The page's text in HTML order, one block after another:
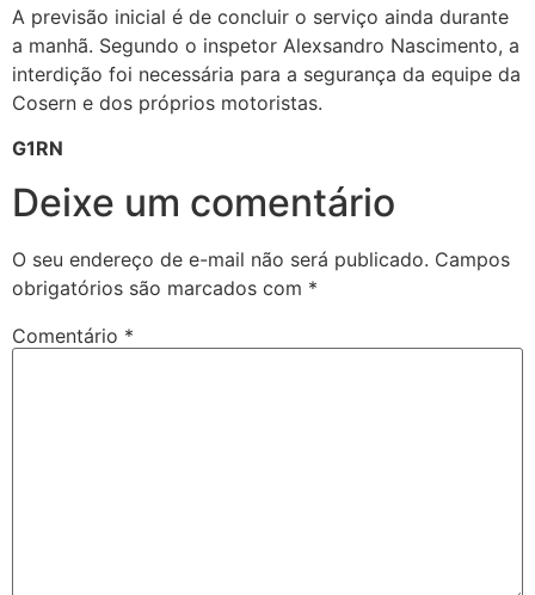
A previsão inicial é de concluir o serviço ainda durante
a manhã. Segundo o inspetor Alexsandro Nascimento, a
interdição foi necessária para a segurança da equipe da
Cosern e dos próprios motoristas.
G1RN
Deixe um comentário
O seu endereço de e-mail não será publicado. Campos
obrigatórios são marcados com *
Comentário *